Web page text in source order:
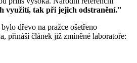
využití, tak při jejich odstranění."
dřevo na pražce ošetřeno
přináší článek již zmíněné laboratoře: